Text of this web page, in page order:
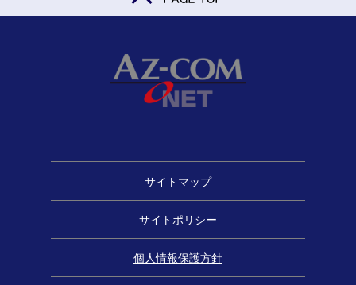
サイトマップ
サイトポリシー
個人情報保護方針